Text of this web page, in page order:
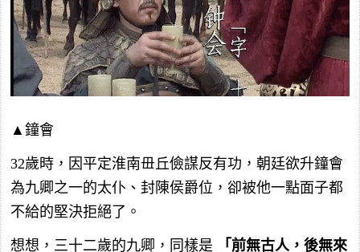
▲鐘會
32歲時，因平定淮南毌丘儉謀反有功，朝廷欲升鐘會
為九卿之一的太仆、封陳侯爵位，卻被他一點面子都
不給的堅決拒絕了。
想想，三十二歲的九卿，同樣是
「前無古人，後無來